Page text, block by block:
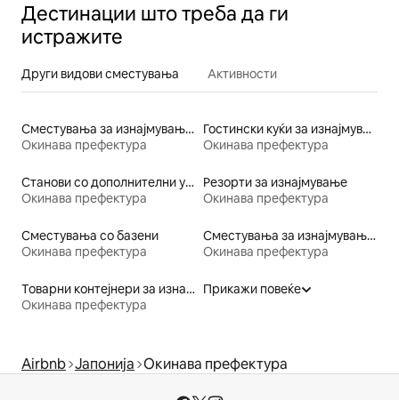
Дестинации што треба да ги
истражите
Други видови сместувања Активности
Сместувања за изнајмување со сауна
Окинава префектура
Гостински куќи за изнајмување
Окинава префектура
Станови со дополнителни услуги за изнајмување
Окинава префектура
Резорти за изнајмување
Окинава префектура
Сместувања со базени
Окинава префектура
Сместувања за изнајмување на плажа
Окинава префектура
Товарни контејнери за изнајмување
Окинава префектура
Прикажи повеќе
Airbnb Јапонија Окинава префектура